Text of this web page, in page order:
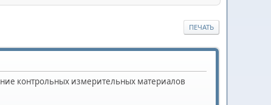
ПЕЧАТЬ
контрольных измерительных материалов